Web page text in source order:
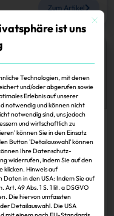
Zum Artikel
mit der
und Wirtschaft Berlin
rund 100 Teilnehmer.
Mit
ist uns
Technologien, mit denen
und/oder abgerufen sowie
Erlebnis auf unserer
notwendig und können nicht
notwendig sind, uns jedoch
und wirtschaftlich zu
können Sie in den Einsatz
Button 'Detailauswahl' können
Ihre Datenschutz-
widerrufen, indem Sie auf den
klicken. Hinweis auf
in den USA: Indem Sie auf
Art. 49 Abs. 1 S. 1 lit. a DSGVO
Die hiervon umfassten
Detailauswahl. Die USA